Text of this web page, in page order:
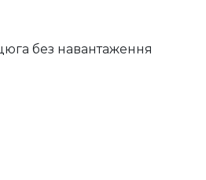
без навантаження